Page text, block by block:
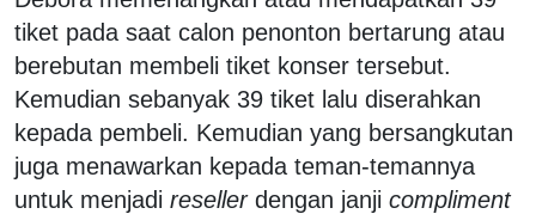
tiket pada saat calon penonton bertarung atau
berebutan membeli tiket konser tersebut.
Kemudian sebanyak 39 tiket lalu diserahkan
kepada pembeli. Kemudian yang bersangkutan
juga menawarkan kepada teman-temannya
untuk menjadi resellerdengan janji compliment